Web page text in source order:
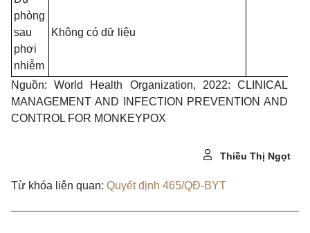
phòng
sau
phơi
nhiễm
Không có dữ liệu
Nguồn: World Health Organization, 2022: CLINICAL
MANAGEMENT AND INFECTION PREVENTION AND
CONTROL FOR MONKEYPOX
Thiều Thị Ngọt
Từ khóa liên quan: Quyết định 465/QĐ-BYT